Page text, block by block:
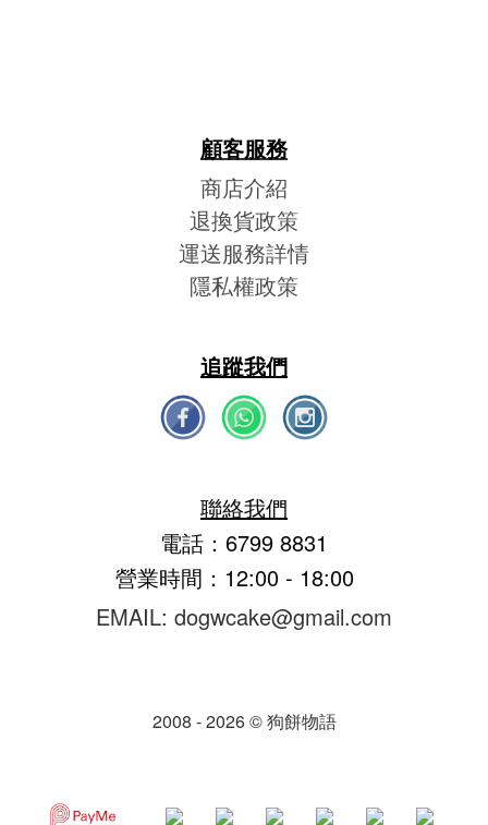
顧客服務
商店介紹
退換貨政策
運送服務詳情
隱私權政策
追蹤我們
聯絡我們
電話：6799 8831
營業時間：12:00 - 18:00
EMAIL: dogwcake@gmail.com
2008 - 2026 © 狗餅物語